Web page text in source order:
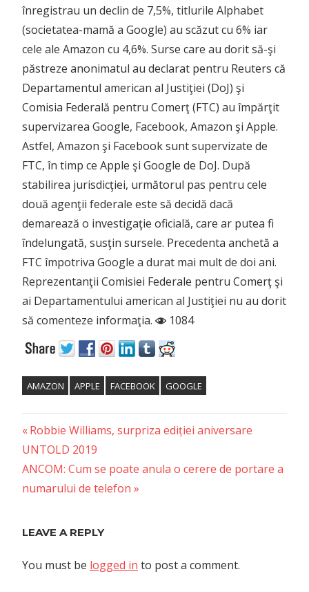
înregistrau un declin de 7,5%, titlurile Alphabet
(societatea-mamă a Google) au scăzut cu 6% iar
cele ale Amazon cu 4,6%. Surse care au dorit să-şi
păstreze anonimatul au declarat pentru Reuters că
Departamentul american al Justiţiei (DoJ) şi
Comisia Federală pentru Comerţ (FTC) au împărţit
supervizarea Google, Facebook, Amazon şi Apple.
Astfel, Amazon şi Facebook sunt supervizate de
FTC, în timp ce Apple şi Google de DoJ. După
stabilirea jurisdicţiei, următorul pas pentru cele
două agenţii federale este să decidă dacă
demarează o investigaţie oficială, care ar putea fi
îndelungată, susţin sursele. Precedenta anchetă a
FTC împotriva Google a durat mai mult de doi ani.
Reprezentanţii Comisiei Federale pentru Comerţ şi
ai Departamentului american al Justiţiei nu au dorit
să comenteze informaţia.
1084
AMAZON APPLE FACEBOOK GOOGLE
Post
navigation
Previous
Post:
Robbie Williams, surpriza ediției aniversare
UNTOLD 2019
Next
Post:
ANCOM: Cum se poate anula o cerere de portare a
numarului de telefon
LEAVE A REPLY
You must be logged in to post a comment.